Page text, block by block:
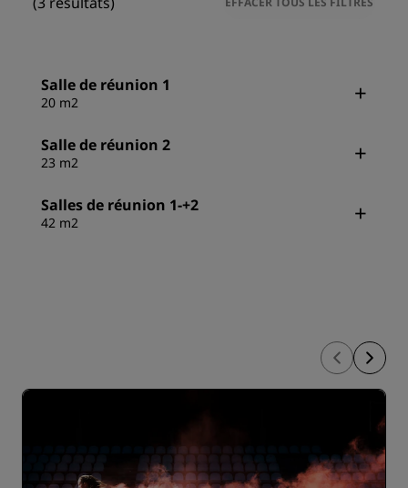
Salle de réunion 1
20 m2
Salle de réunion 2
23 m2
Salles de réunion 1-+2
42 m2